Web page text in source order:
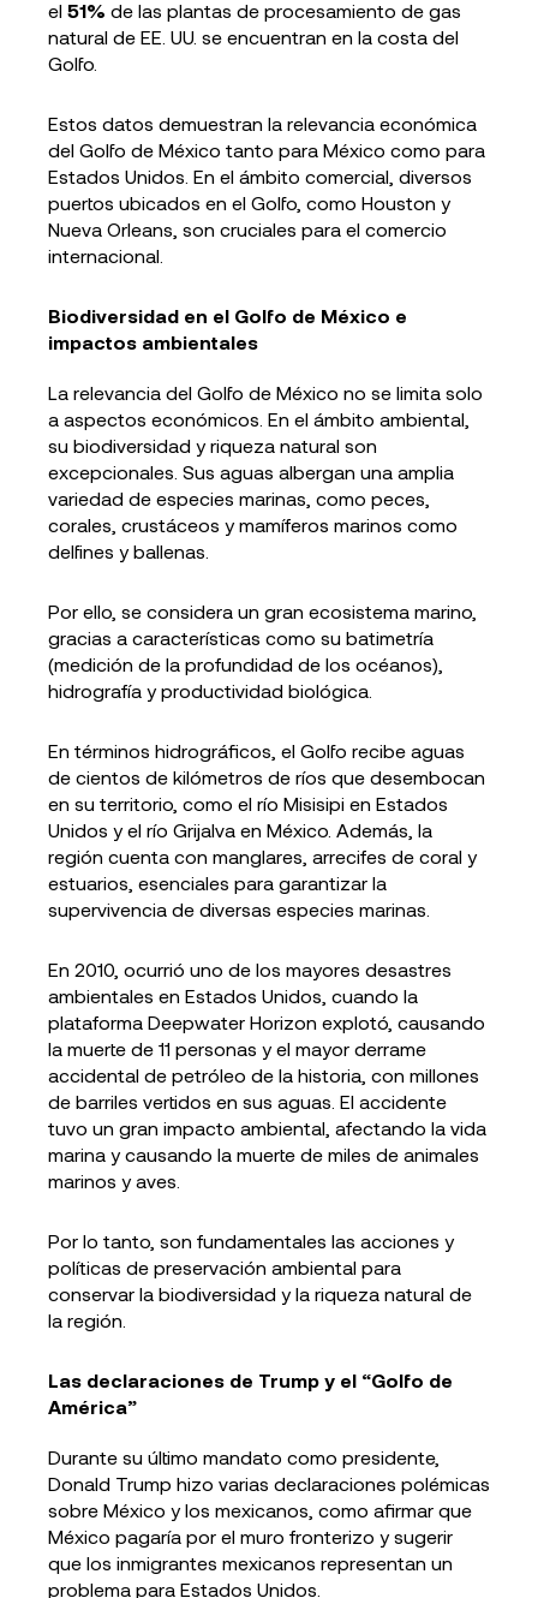
el 51% de las plantas de procesamiento de gas
natural de EE. UU. se encuentran en la costa del
Golfo.
Estos datos demuestran la relevancia económica
del Golfo de México tanto para México como para
Estados Unidos. En el ámbito comercial, diversos
puertos ubicados en el Golfo, como Houston y
Nueva Orleans, son cruciales para el comercio
internacional.
Biodiversidad en el Golfo de México e
impactos ambientales
La relevancia del Golfo de México no se limita solo
a aspectos económicos. En el ámbito ambiental,
su biodiversidad y riqueza natural son
excepcionales. Sus aguas albergan una amplia
variedad de especies marinas, como peces,
corales, crustáceos y mamíferos marinos como
delfines y ballenas.
Por ello, se considera un gran ecosistema marino,
gracias a características como su batimetría
(medición de la profundidad de los océanos),
hidrografía y productividad biológica.
En términos hidrográficos, el Golfo recibe aguas
de cientos de kilómetros de ríos que desembocan
en su territorio, como el río Misisipi en Estados
Unidos y el río Grijalva en México. Además, la
región cuenta con manglares, arrecifes de coral y
estuarios, esenciales para garantizar la
supervivencia de diversas especies marinas.
En 2010, ocurrió uno de los mayores desastres
ambientales en Estados Unidos, cuando la
plataforma Deepwater Horizon explotó, causando
la muerte de 11 personas y el mayor derrame
accidental de petróleo de la historia, con millones
de barriles vertidos en sus aguas. El accidente
tuvo un gran impacto ambiental, afectando la vida
marina y causando la muerte de miles de animales
marinos y aves.
Por lo tanto, son fundamentales las acciones y
políticas de preservación ambiental para
conservar la biodiversidad y la riqueza natural de
la región.
Las declaraciones de Trump y el “Golfo de
América”
Durante su último mandato como presidente,
Donald Trump hizo varias declaraciones polémicas
sobre México y los mexicanos, como afirmar que
México pagaría por el muro fronterizo y sugerir
que los inmigrantes mexicanos representan un
problema para Estados Unidos.